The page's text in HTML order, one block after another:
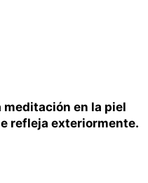
meditación en la piel
refleja exteriormente.